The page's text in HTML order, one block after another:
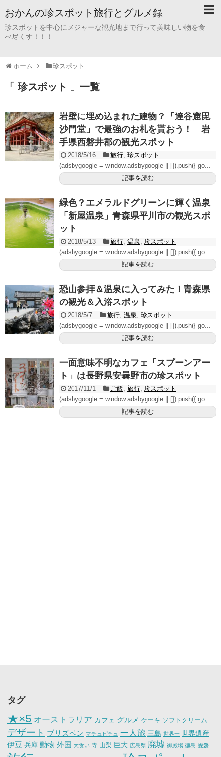
おかんの珍スポット旅行とグルメ録
珍スポットを中心にメジャーな観光地まで行って美味しい物を食
べ尽くす！！！
ホーム 珍スポット
「 珍スポット 」一覧
岩壁に埋め込まれた建物？「達谷窟毘
沙門堂」で最強のお札を貰おう！ 岩
手県西磐井郡の観光スポット
2018/5/16 旅行, 珍スポット
(adsbygoogle = window.adsbygoogle || []).push({ go...
記事を読む
緑色？エメラルドグリーンに輝く温泉
「新屋温泉」青森県平川市の観光スポ
ット
2018/5/13 旅行, 温泉, 珍スポット
(adsbygoogle = window.adsbygoogle || []).push({ go...
記事を読む
恐山参拝＆温泉に入ってみた！青森県
の観光＆入浴スポット
2018/5/7 旅行, 温泉, 珍スポット
(adsbygoogle = window.adsbygoogle || []).push({ go...
記事を読む
一面意味不明なカフェ「スプーンアー
ト」は長野県安曇野市の珍スポット
2017/11/1 ご飯, 旅行, 珍スポット
(adsbygoogle = window.adsbygoogle || []).push({ go...
記事を読む
タグ
★×5 オーストラリア カフェ グルメ ケーキ ソフトクリーム
デザート ブリズベン マチュピチュ 一人旅 三島 世界一 世界遺産
伊豆 兵庫 動物 外国 大食い 寺 山梨 巨大 広島県 廃墟 御殿場 徳島 愛媛